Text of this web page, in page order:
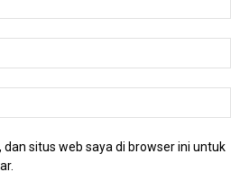
situs web saya di browser ini untuk